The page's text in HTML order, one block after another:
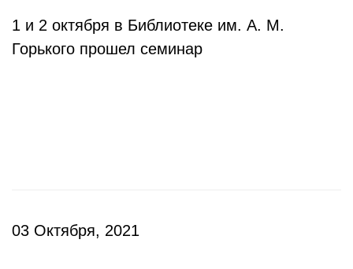
1 и 2 октября в Библиотеке им. А. М.
Горького прошел семинар
03 Октября, 2021